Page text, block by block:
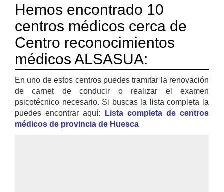
Hemos encontrado 10
centros médicos cerca de
Centro reconocimientos
médicos ALSASUA:
En uno de estos centros puedes tramitar la renovación
de carnet de conducir o realizar el examen
psicotécnico necesario. Si buscas la lista completa la
puedes encontrar aquí:
Lista completa de centros
médicos de provincia de Huesca